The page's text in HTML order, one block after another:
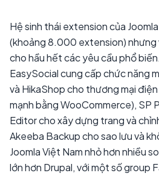
Hệ sinh thái extension của
(khoảng 8.000 extension) nhưng
cho hầu hết các yêu cầu phổ
EasySocial cung cấp chức năng
và HikaShop cho thương mại
mạnh bằng WooCommerce), SP
Editor cho xây dựng trang và
Akeeba Backup cho sao lưu và
Joomla Việt Nam nhỏ hơn nhiều
lớn hơn Drupal, với một số group